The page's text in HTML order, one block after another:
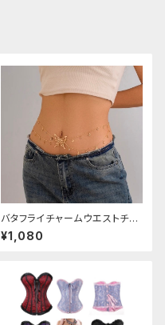
バタフライチャームウエストチェ
ーン
¥1,080